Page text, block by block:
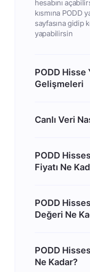
hesabını
kısmına PODD
sayfasına gidip
yapabilirsin
PODD Hisse
Gelişmeleri
Canlı Veri
PODD
Fiyatı Ne
PODD
Değeri Ne
PODD
Ne Kadar?